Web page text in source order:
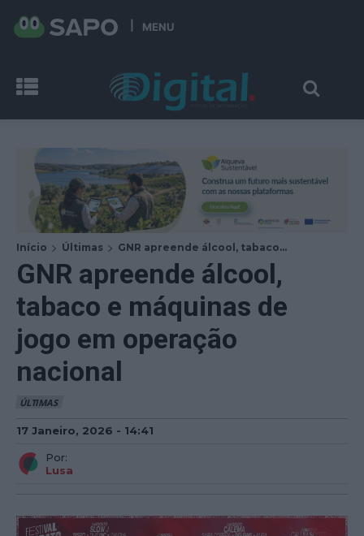
MENU
Início Últimas GNR apreende álcool, tabaco...
GNR apreende álcool,
tabaco e máquinas de
jogo em operação
nacional
ÚLTIMAS
17 Janeiro, 2026 - 14:41
Por:
Lusa